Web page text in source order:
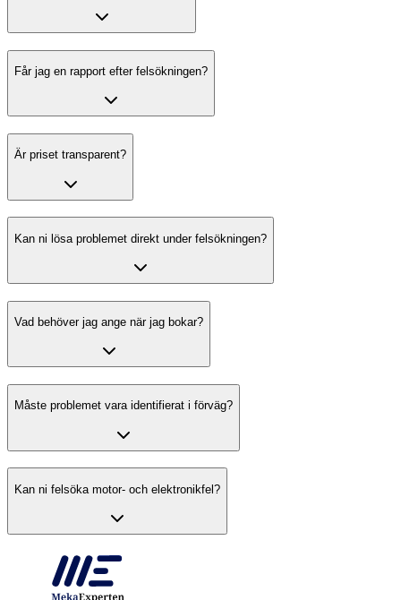
Får jag en rapport efter felsökningen?
Är priset transparent?
Kan ni lösa problemet direkt under felsökningen?
Vad behöver jag ange när jag bokar?
Måste problemet vara identifierat i förväg?
Kan ni felsöka motor- och elektronikfel?